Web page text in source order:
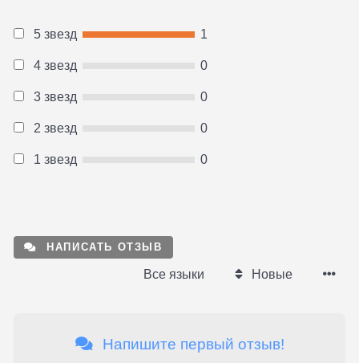
5 звезд 1
4 звезд 0
3 звезд 0
2 звезд 0
1 звезд 0
НАПИСАТЬ ОТЗЫВ
Все языки Новые
Напишите первый отзыв!